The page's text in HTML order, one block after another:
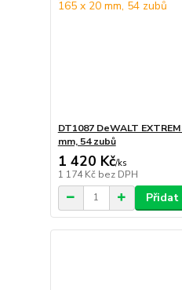
DT1087 DeWALT
mm, 54 zubů
1 420 Kč/ks
1 174 Kč bez DPH
Přidat